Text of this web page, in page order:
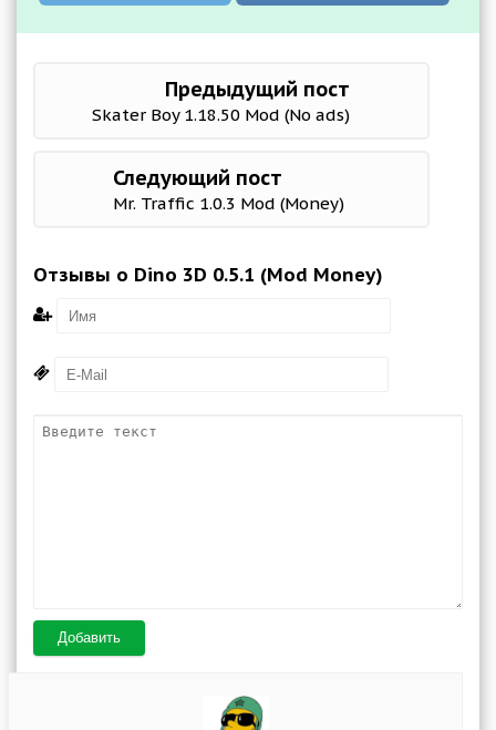
Предыдущий пост
Skater Boy 1.18.50 Mod (No ads)
Следующий пост
Mr. Traffic 1.0.3 Mod (Money)
Отзывы о Dino 3D 0.5.1 (Mod Money)
Добавить